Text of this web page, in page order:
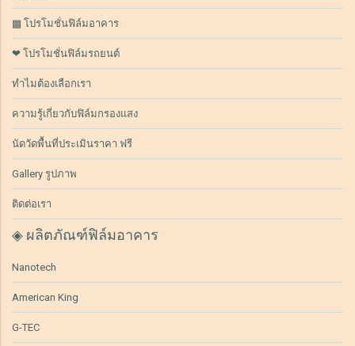
▩ โปรโมชั่นฟิล์มอาคาร
❤ โปรโมชั่นฟิล์มรถยนต์
ทำไมต้องเลือกเรา
ความรู้เกี่ยวกับฟิล์มกรองแสง
นัดวัดพื้นที่ประเมินราคา ฟรี
Gallery รูปภาพ
ติดต่อเรา
◈ ผลิตภัณฑ์ฟิล์มอาคาร
Nanotech
American King
G-TEC